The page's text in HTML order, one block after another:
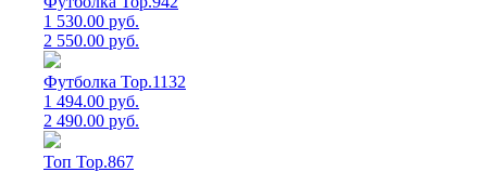
1 530.00 руб.
2 550.00 руб.
Футболка Top.1132
1 494.00 руб.
2 490.00 руб.
Топ Top.867